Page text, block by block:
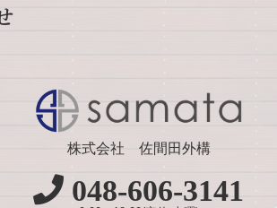
株式会社 佐間田外構
048-606-3141